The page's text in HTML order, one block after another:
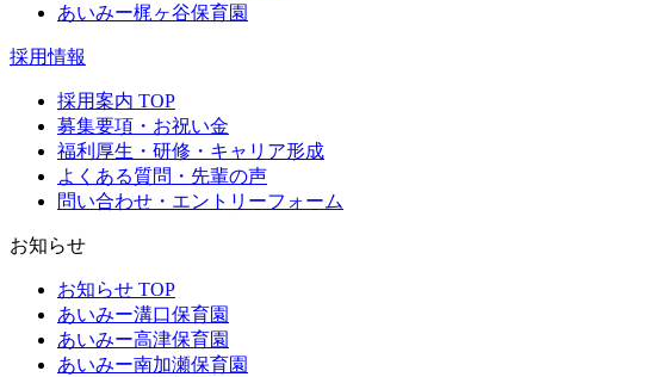
あいみー梶ヶ谷保育園
採用情報
採用案内 TOP
募集要項・お祝い金
福利厚生・研修・キャリア形成
よくある質問・先輩の声
問い合わせ・エントリーフォーム
お知らせ
お知らせ TOP
あいみー溝口保育園
あいみー高津保育園
あいみー南加瀬保育園